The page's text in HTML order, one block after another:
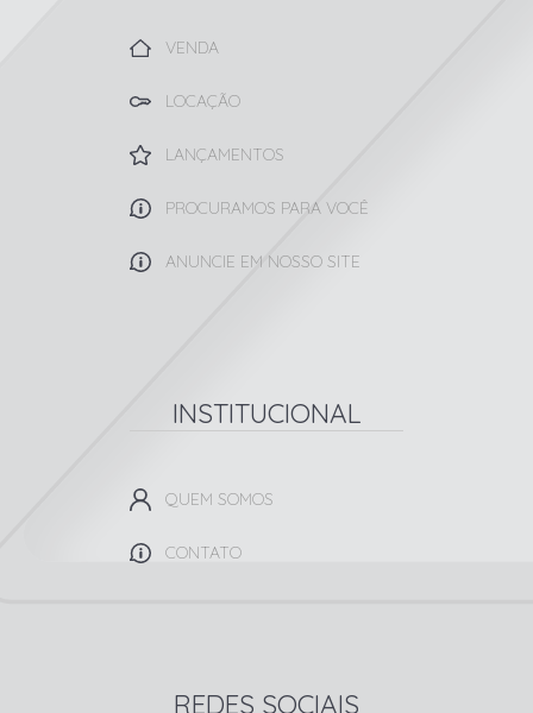
VENDA
LOCAÇÃO
LANÇAMENTOS
PROCURAMOS PARA VOCÊ
ANUNCIE EM NOSSO SITE
INSTITUCIONAL
QUEM SOMOS
CONTATO
REDES SOCIAIS